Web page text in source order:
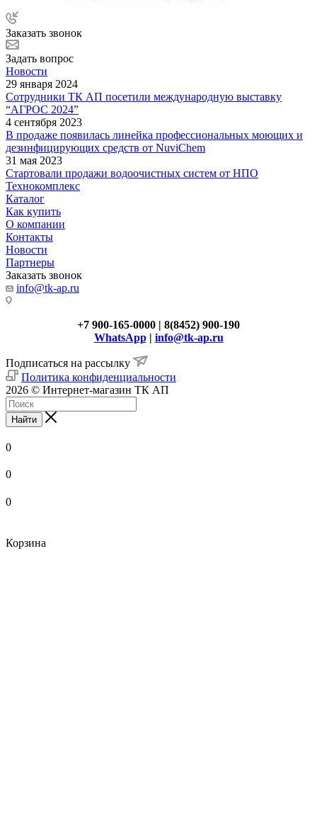
Заказать звонок
Задать вопрос
Новости
29 января 2024
Сотрудники ТК АП посетили международную выставку
“АГРОС 2024”
4 сентября 2023
В продаже появилась линейка профессиональных моющих и
дезинфицирующих средств от NuviChem
31 мая 2023
Стартовали продажи водоочистных систем от НПО
Технокомплекс
Каталог
Как купить
О компании
Контакты
Новости
Партнеры
Заказать звонок
info@tk-ap.ru
+7 900-165-0000 | 8(8452) 900-190
WhatsApp| info@tk-ap.ru
Подписаться на рассылку
Политика конфиденциальности
2026 © Интернет-магазин ТК АП
Найти
0
0
0
Корзина